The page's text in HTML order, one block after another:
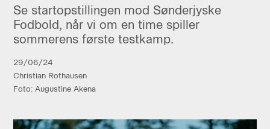
Se startopstillingen mod Sønderjyske
Fodbold, når vi om en time spiller
sommerens første testkamp.
29/06/24
Christian Rothausen
Foto: Augustine Akena